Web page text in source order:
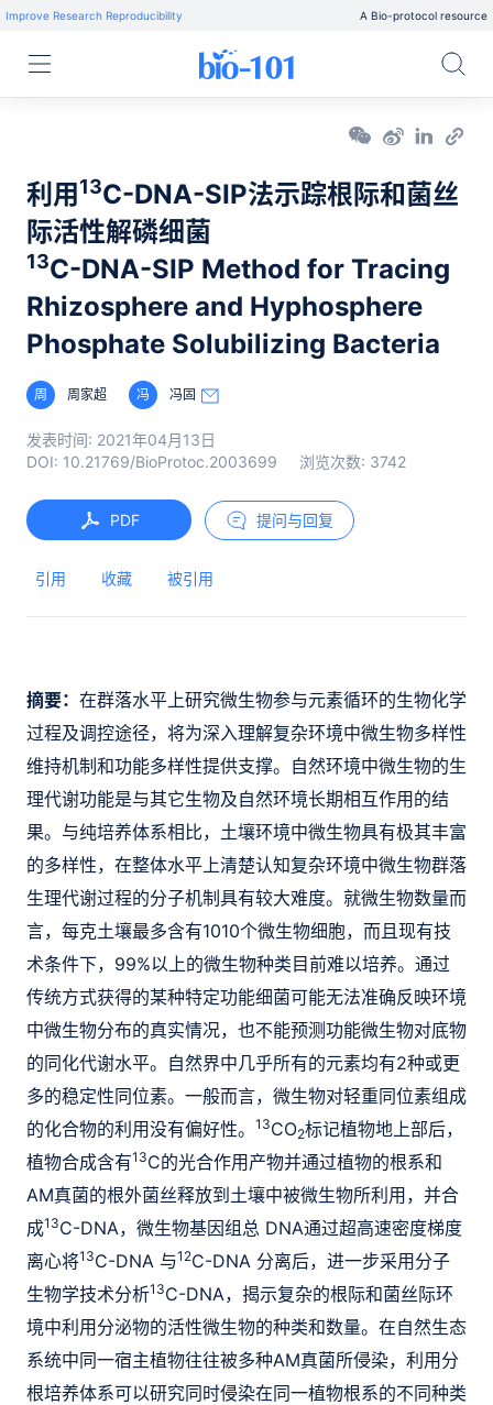
Improve Research Reproducibility A Bio-protocol resource
利用 13C-DNA-SIP法示踪根际和菌丝
际活性解磷细菌
13C-DNA-SIP Method for Tracing
Rhizosphere and Hyphosphere
Phosphate Solubilizing Bacteria
周 周家超 冯 冯固
发表时间: 2021年04月13日
DOI: 10.21769/BioProtoc.2003699 浏览次数: 3742
PDF 提问与回复
引用 收藏 被引用
摘要： 在群落水平上研究微生物参与元素循环的生物化学
过程及调控途径，将为深入理解复杂环境中微生物多样性
维持机制和功能多样性提供支撑。自然环境中微生物的生
理代谢功能是与其它生物及自然环境长期相互作用的结
果。与纯培养体系相比，土壤环境中微生物具有极其丰富
的多样性，在整体水平上清楚认知复杂环境中微生物群落
生理代谢过程的分子机制具有较大难度。就微生物数量而
言，每克土壤最多含有1010个微生物细胞，而且现有技
术条件下，99%以上的微生物种类目前难以培养。通过
传统方式获得的某种特定功能细菌可能无法准确反映环境
中微生物分布的真实情况，也不能预测功能微生物对底物
的同化代谢水平。自然界中几乎所有的元素均有2种或更
多的稳定性同位素。一般而言，微生物对轻重同位素组成
的化合物的利用没有偏好性。
13CO2标记植物地上部后，
植物合成含有13C的光合作用产物并通过植物的根系和
AM真菌的根外菌丝释放到土壤中被微生物所利用，并合
成13C-DNA，微生物基因组总 DNA通过超高速密度梯度
离心将13C-DNA 与12C-DNA 分离后，进一步采用分子
生物学技术分析13C-DNA，揭示复杂的根际和菌丝际环
境中利用分泌物的活性微生物的种类和数量。在自然生态
系统中同一宿主植物往往被多种AM真菌所侵染，利用分
根培养体系可以研究同时侵染在同一植物根系的不同种类